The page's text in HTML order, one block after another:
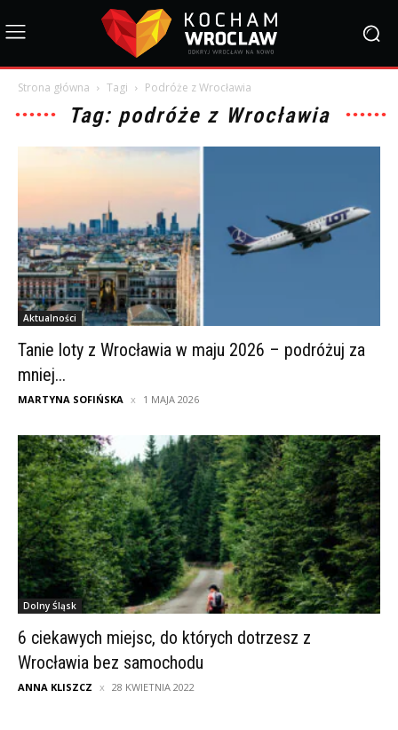
Strona główna Tagi Podróże z Wrocławia
Tag: podróże z Wrocławia
Aktualności
Tanie loty z Wrocławia w maju 2026 – podróżuj za
mniej...
MARTYNA SOFIŃSKA 1 MAJA 2026
Dolny Śląsk
6 ciekawych miejsc, do których dotrzesz z
Wrocławia bez samochodu
ANNA KLISZCZ 28 KWIETNIA 2022